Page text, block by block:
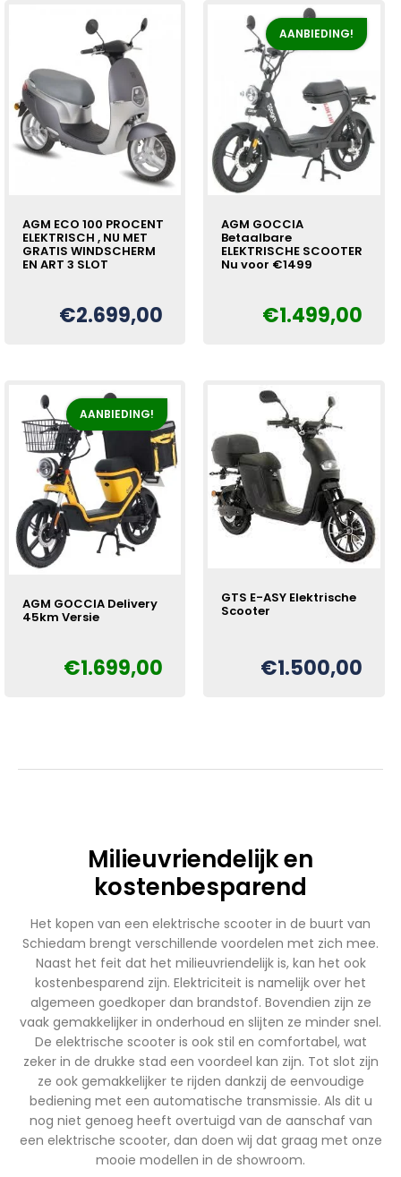
AGM ECO 100 PROCENT
ELEKTRISCH , NU MET
GRATIS WINDSCHERM
EN ART 3 SLOT
€2.699,00
AANBIEDING!
AGM GOCCIA
Betaalbare
ELEKTRISCHE SCOOTER
Nu voor €1499
Oorspronkelijke
€1.499,00
Huidige
AANBIEDING!
AGM GOCCIA Delivery
45km Versie
Oorspronkelijke
€1.699,00
Huidige
GTS E-ASY Elektrische
Scooter
€1.500,00
Milieuvriendelijk en
kostenbesparend
Het kopen van een elektrische scooter in de buurt van
Schiedam brengt verschillende voordelen met zich mee.
Naast het feit dat het milieuvriendelijk is, kan het ook
kostenbesparend zijn. Elektriciteit is namelijk over het
algemeen goedkoper dan brandstof. Bovendien zijn ze
vaak gemakkelijker in onderhoud en slijten ze minder snel.
De elektrische scooter is ook stil en comfortabel, wat
zeker in de drukke stad een voordeel kan zijn. Tot slot zijn
ze ook gemakkelijker te rijden dankzij de eenvoudige
bediening met een automatische transmissie. Als dit u
nog niet genoeg heeft overtuigd van de aanschaf van
een elektrische scooter, dan doen wij dat graag met onze
mooie modellen in de showroom.